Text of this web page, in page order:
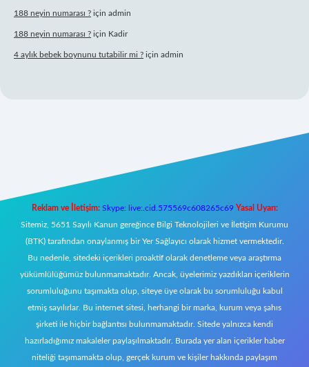
188 neyin numarası ? için admin
188 neyin numarası ? için Kadir
4 aylık bebek boynunu tutabilir mi ? için admin
Reklam ve İletişim: Skype: live:.cid.575569c608265c69 Yasal Uyarı:
Sitemiz, 5651 Sayılı Kanun gereğince Bilgi Teknolojileri ve İletişim Kurumu
(BTK) tarafından onaylanmış bir Yer Sağlayıcı olarak hizmet vermektedir.
Bu nedenle, sitedeki içerikleri proaktif olarak denetleme veya araştırma
yükümlülüğümüz bulunmamaktadır. Ancak, üyelerimiz yazdıkları içeriklerin
sorumluluğunu taşımakta olup, siteye üye olarak bu sorumluluğu kabul
etmiş sayılırlar. Bu internet sitesi, herhangi bir marka, kurum veya şahıs
şirketi ile hiçbir bağlantısı bulunmamaktadır. Sitede yalnızca kendi
hazırladığımız makaleler paylaşılmaktadır. Burada yer alan içerikler haber
niteliği taşımamakta olup, gerçek kurum ve kişiler hakkında paylaşım